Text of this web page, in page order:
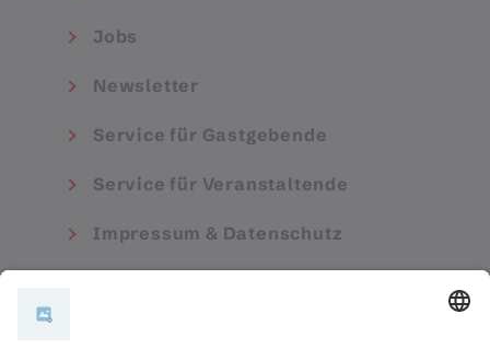
Jobs
Newsletter
Service für Gastgebende
Service für Veranstaltende
Impressum & Datenschutz